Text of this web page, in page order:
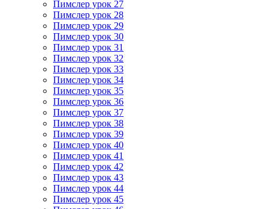
Пимслер урок 27
Пимслер урок 28
Пимслер урок 29
Пимслер урок 30
Пимслер урок 31
Пимслер урок 32
Пимслер урок 33
Пимслер урок 34
Пимслер урок 35
Пимслер урок 36
Пимслер урок 37
Пимслер урок 38
Пимслер урок 39
Пимслер урок 40
Пимслер урок 41
Пимслер урок 42
Пимслер урок 43
Пимслер урок 44
Пимслер урок 45